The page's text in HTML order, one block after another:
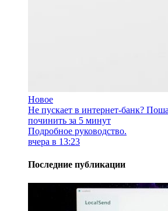
Новое
Не пускает в интернет-банк?
починить за 5 минут
Подробное руководство.
вчера в 13:23
Последние публикации